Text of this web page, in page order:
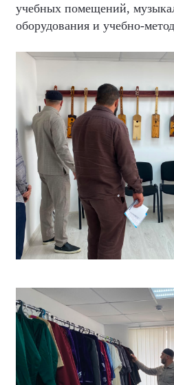
учебных помещений,
оборудования и учебно-